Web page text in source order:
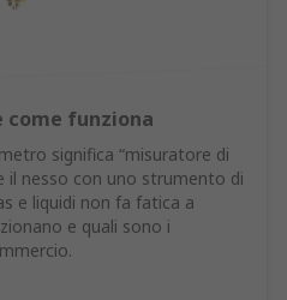
come funziona
significa “misuratore di
il nesso con uno strumento di
e liquidi non fa fatica a
e quali sono i